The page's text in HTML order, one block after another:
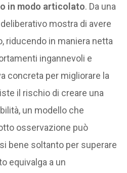
in modo articolato. Da una
mostra di avere
riducendo in maniera netta
ingannevoli e
concreta per migliorare la
il rischio di creare una
un modello che
osservazione può
bene soltanto per superare
equivalga a un